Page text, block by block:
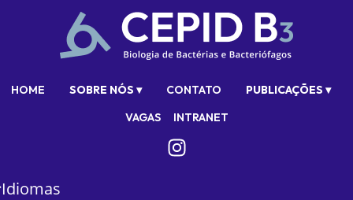
HOME SOBRE NÓS ▾ CONTATO
PUBLICAÇÕES ▾
VAGAS
INTRANET
Idiomas